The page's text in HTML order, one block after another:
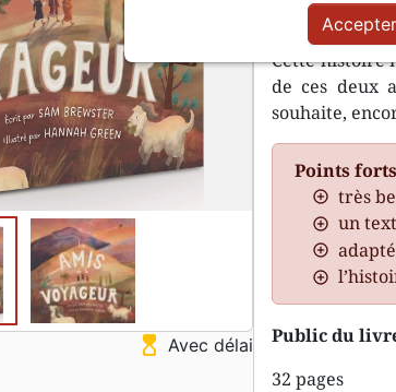
étranger ?
Cette histoire
de ces deux
souhaite,
Points
très
un
Public du
32 pages
hourglass_top Avec délai